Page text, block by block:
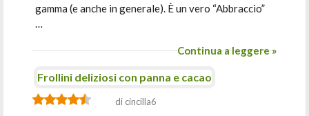
gamma (e anche in generale). È un vero “Abbraccio”
…
Continua a leggere »
Frollini deliziosi con panna e cacao
di cincilla6